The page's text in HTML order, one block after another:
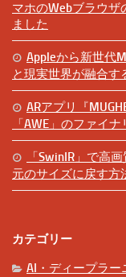
マホのWebブラウザ
ました
Appleから新世代
と現実世界が融合す
ARアプリ『
「AWE」のファイ
「SwinIR」で高
元のサイズに戻す方
カテゴリー
AI・ディープラー